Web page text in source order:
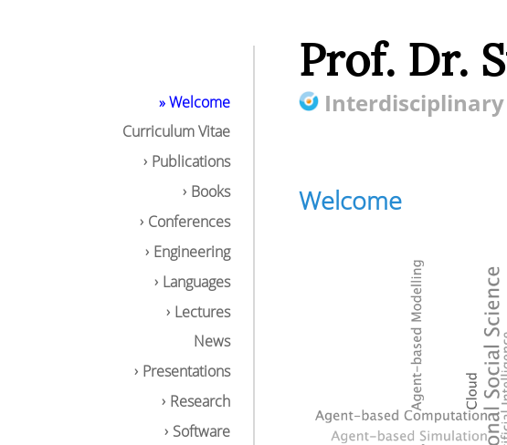
Prof. Dr.
Interdisciplinary
» Welcome
Curriculum Vitae
Publications
Books
Conferences
Engineering
Languages
Lectures
News
Presentations
Research
Software
Welcome